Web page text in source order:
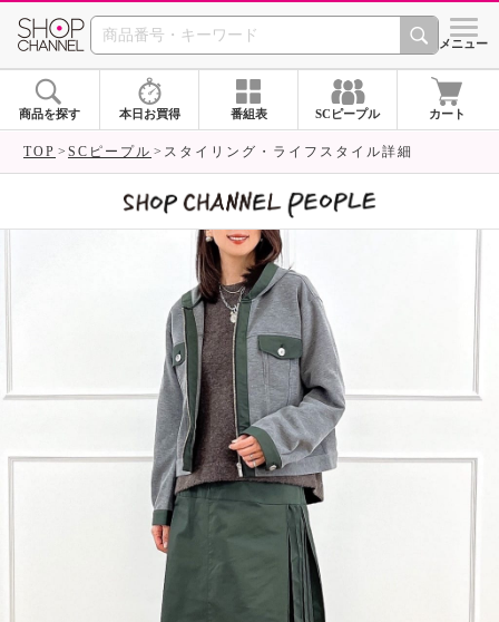
SHOP CHANNEL シメニュー
商品を探す 本日お買得 番組表 SCピープル カート
TOP SCピープル スタイリング・ライフスタイル詳細